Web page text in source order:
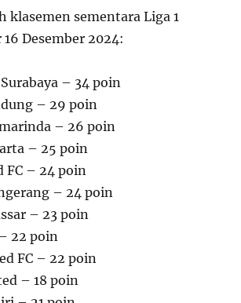
klasemen sementara Liga 1
Desember 2024:
– 34 poin
– 29 poin
– 26 poin
– 25 poin
FC – 24 poin
– 24 poin
– 23 poin
22 poin
FC – 22 poin
– 18 poin